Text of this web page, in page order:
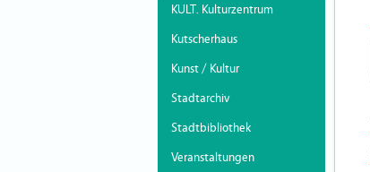
KULT. Kulturzentrum
Kutscherhaus
Kunst / Kultur
Stadtarchiv
Stadtbibliothek
Veranstaltungen